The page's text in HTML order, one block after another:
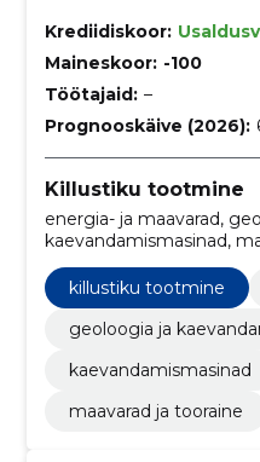
Krediidiskoor:
Maineskoor: -100
Töötajaid: –
Prognooskäive (2026):
Killustiku tootmine
energia- ja maavarad,
kaevandamismasinad,
killustiku tootmine
geoloogia ja
kaevandamismasinad
maavarad ja tooraine